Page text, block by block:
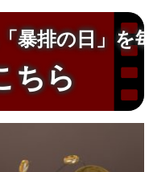
暴排の日」を
ちら